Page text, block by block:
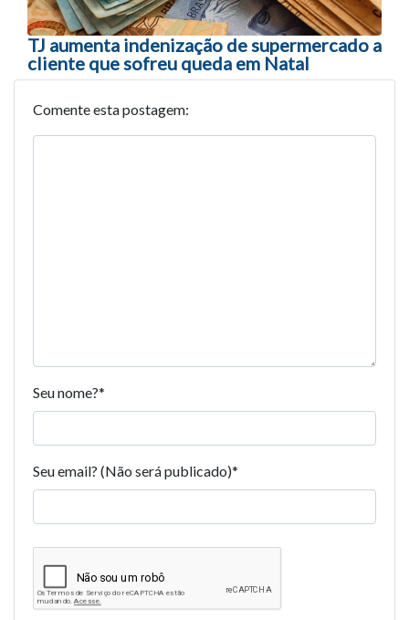
TJ aumenta indenização de supermercado a
cliente que sofreu queda em Natal
Comente esta postagem:
Seu nome?*
Seu email? (Não será publicado)*